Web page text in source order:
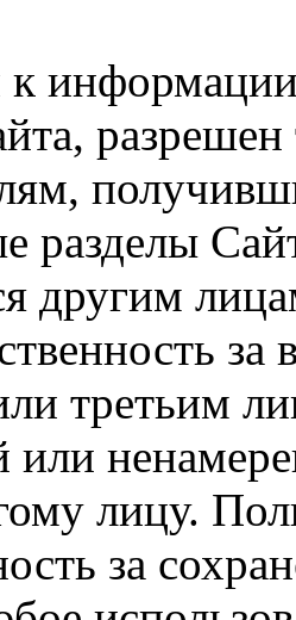
к
разделы
другим
третьим
или
лицу.
за